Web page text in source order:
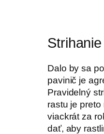
Strihanie
Dalo by sa
pavinič je
Pravidelný
rastu je
viackrát za
dať, aby